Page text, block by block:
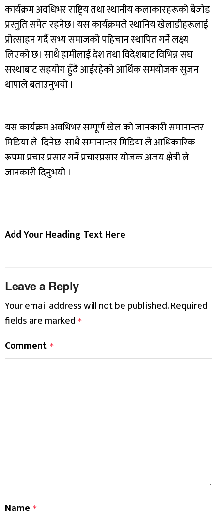
कार्यक्रम अवधिभर राष्ट्रिय तथा स्थानीय कलाकारहरूको बेजोड
प्रस्तुति समेत रहनेछ। यस कार्यक्रमले स्थानिय खेलाडीहरूलाई
प्रोत्साहन गर्दै सभ्य समाजको पहिचान स्थापित गर्ने लक्ष्य
लिएको छ। साथै हामीलाई देश तथा विदेशबाट विभिन्न संघ
सस्थाबाट सहयोग हुँदै आईरहेको आर्थिक समयोजक सुजन
थापाले बताउनुभयो ।
यस कार्यक्रम अवधिभर सम्पूर्ण खेल को जानकारी समानान्तर
मिडिया ले दिनेछ साथै समानान्तर मिडिया ले आधिकारिक
रूपमा प्रचार प्रसार गर्ने प्रचारप्रसार योजक अजय क्षेत्री ले
जानकारी दिनुभयो ।
Add Your Heading Text Here
Leave a Reply
Your email address will not be published.Required
fields are marked *
Comment *
Name *